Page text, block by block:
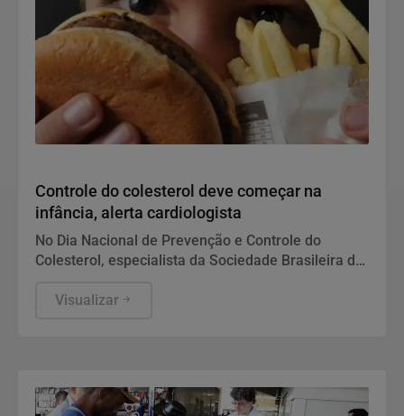
Controle do colesterol deve começar na
infância, alerta cardiologista
No Dia Nacional de Prevenção e Controle do
Colesterol, especialista da Sociedade Brasileira de
anos, alimentação equilibrada e atividade física.
Visualizar